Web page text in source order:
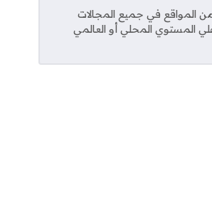
15 سنة وأعمل بالعديد من المواقع في جميع المجالات
علي المستوي المحلي أو العالمي